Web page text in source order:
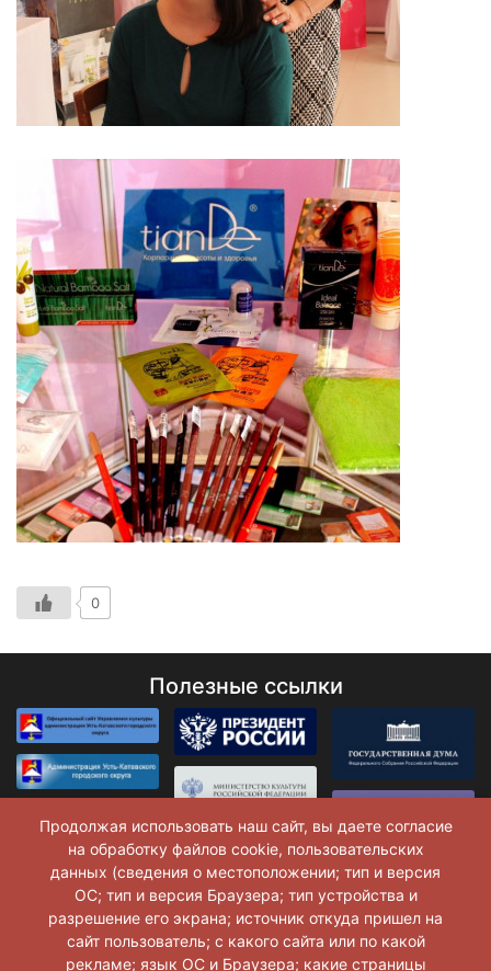
0
Полезные ссылки
Продолжая использовать наш сайт, вы даете согласие
на обработку файлов cookie, пользовательских
данных (сведения о местоположении; тип и версия
ОС; тип и версия Браузера; тип устройства и
разрешение его экрана; источник откуда пришел на
сайт пользователь; с какого сайта или по какой
рекламе; язык ОС и Браузера; какие страницы